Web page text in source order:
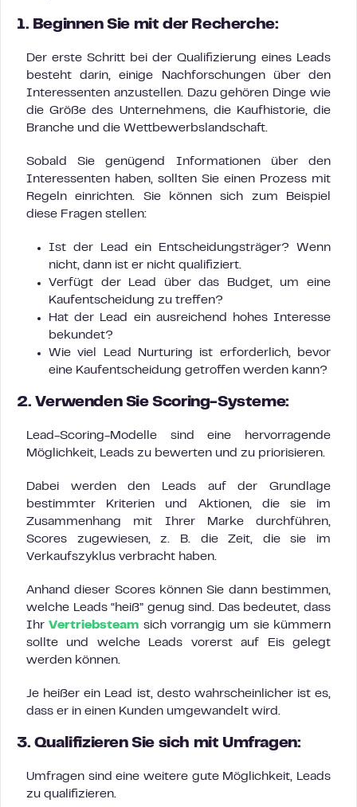
1. Beginnen Sie mit der Recherche:
Der erste Schritt bei der Qualifizierung eines Leads
besteht darin, einige Nachforschungen über den
Interessenten anzustellen. Dazu gehören Dinge wie
die Größe des Unternehmens, die Kaufhistorie, die
Branche und die Wettbewerbslandschaft.
Sobald Sie genügend Informationen über den
Interessenten haben, sollten Sie einen Prozess mit
Regeln einrichten. Sie können sich zum Beispiel
diese Fragen stellen:
Ist der Lead ein Entscheidungsträger? Wenn
nicht, dann ist er nicht qualifiziert.
Verfügt der Lead über das Budget, um eine
Kaufentscheidung zu treffen?
Hat der Lead ein ausreichend hohes Interesse
bekundet?
Wie viel Lead Nurturing ist erforderlich, bevor
eine Kaufentscheidung getroffen werden kann?
2. Verwenden Sie Scoring-Systeme:
Lead-Scoring-Modelle sind eine hervorragende
Möglichkeit, Leads zu bewerten und zu priorisieren.
Dabei werden den Leads auf der Grundlage
bestimmter Kriterien und Aktionen, die sie im
Zusammenhang mit Ihrer Marke durchführen,
Scores zugewiesen, z. B. die Zeit, die sie im
Verkaufszyklus verbracht haben.
Anhand dieser Scores können Sie dann bestimmen,
welche Leads “heiß” genug sind. Das bedeutet, dass
IhrVertriebsteam sich vorrangig um sie kümmern
sollte und welche Leads vorerst auf Eis gelegt
werden können.
Je heißer ein Lead ist, desto wahrscheinlicher ist es,
dass er in einen Kunden umgewandelt wird.
3. Qualifizieren Sie sich mit Umfragen:
Umfragen sind eine weitere gute Möglichkeit, Leads
zu qualifizieren.